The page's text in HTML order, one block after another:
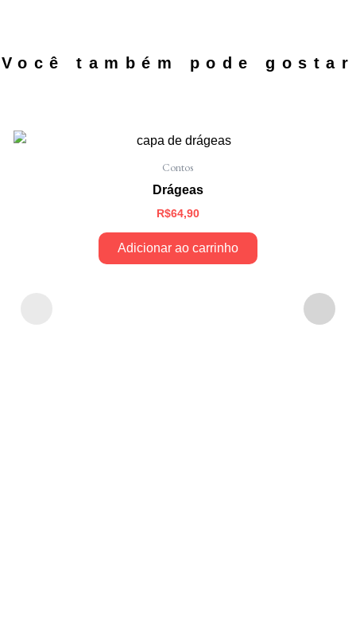
Você também pode gostar
Contos
Drágeas
R$64,90
Adicionar ao carrinho